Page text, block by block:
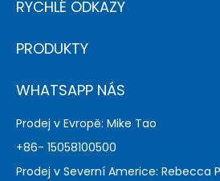
RYCHLÉ ODKAZY
PRODUKTY
WHATSAPP NÁS
Prodej v Evropě: Mike Tao
+86- 15058100500
Prodej v Severní Americe: Rebecca